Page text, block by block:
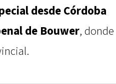
desde Córdoba
de Bouwer, donde